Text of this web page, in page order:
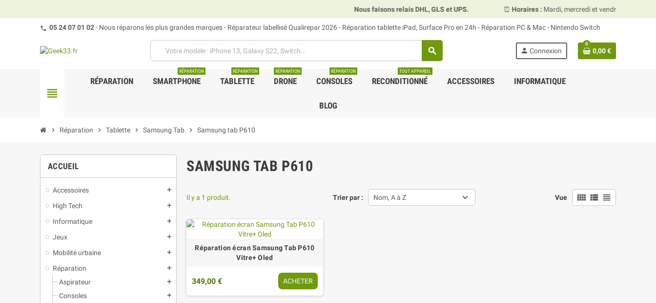
Nous faisons relais DHL, GLS et UPS. ⏰Horaires : Mardi, mercredi et vendredi 10h00–13h30 &
05 24 07 01 02- Nous réparons les plus grandes marques - Réparateur labellisé Qualirepar 2026 - Réparation tablette iPad, Surface Pro en 24h - Réparation PC & Mac - Nintendo Switch
search person Connexion
0
0,00 €
view_headline
RÉPARATION SMARTPHONE
RÉPARATION
TABLETTE
RÉPARATION
DRONE
RÉPARATION
CONSOLES
RÉPARATION
RECONDITIONNÉ
TOUT APPAREIL
ACCESSOIRES INFORMATIQUE
BLOG
chevron_right Réparation chevron_right Tablette chevron_right Samsung Tab chevron_right Samsung tab P610
ACCUEIL
Accessoires add
High Tech add
Informatique add
Jeux add
Mobilité urbaine add
Réparation add
Aspirateur add
Consoles add
SAMSUNG TAB P610
Trier par : Nom, A à Z Vue view_comfy view_list view_headline
Il y a 1 produit.
Réparation écran Samsung Tab P610
Vitre+ Oled
349,00 € ACHETER